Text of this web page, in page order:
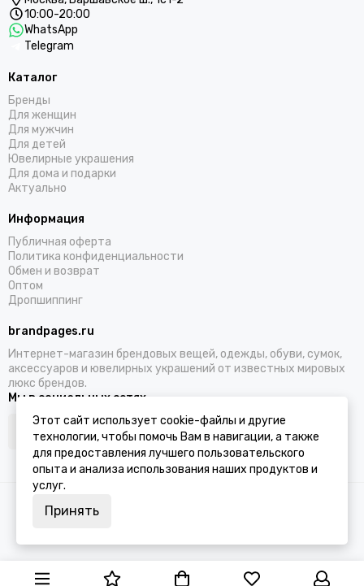
10:00-20:00
WhatsApp
Telegram
Каталог
Бренды
Для женщин
Для мужчин
Для детей
Ювелирные украшения
Для дома и подарки
Актуально
Информация
Публичная оферта
Политика конфиденциальности
Обмен и возврат
Оптом
Дропшиппинг
brandpages.ru
Интернет-магазин брендовых вещей, одежды, обуви, сумок,
аксессуаров и ювелирных украшений от известных мировых
люкс брендов.
Мы в социальных сетях
Этот сайт использует cookie-файлы и другие
технологии, чтобы помочь Вам в навигации, а также
для предоставления лучшего пользовательского
опыта и анализа использования наших продуктов и
услуг.
Принять